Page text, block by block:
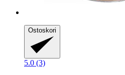
Ostoskori
5.0 (3)